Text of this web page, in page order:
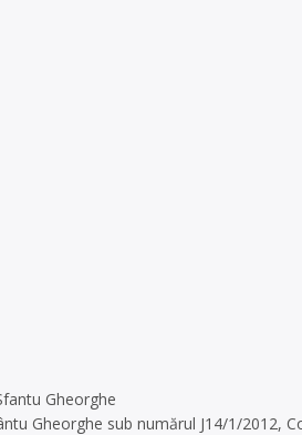
Gheorghe
Gheorghe sub numărul J14/1/2012,